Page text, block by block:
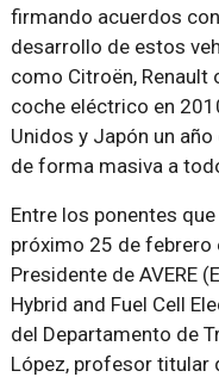
firmando acuerdos
desarrollo de estos
como Citroën, Renault
coche eléctrico en
Unidos y Japón un
de forma masiva a
Entre los ponentes
próximo 25 de febrero
Presidente de AVERE
Hybrid and Fuel Cell
del Departamento de
López, profesor titular